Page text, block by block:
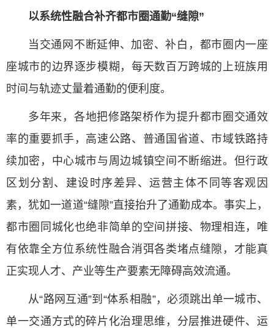
以系统性融合补齐都市圈通勤“缝隙”
当交通网不断延伸、加密、补白，都市圈内一座
座城市的边界逐步模糊，每天数百万跨城的上班族用
时间与轨迹丈量着通勤的便利度。
多年来，各地把修路架桥作为提升都市圈交通效
率的重要抓手，高速公路、普通国省道、市域铁路持
续加密，中心城市与周边城镇空间不断缩进。但行政
区划分割、建设时序差异、运营主体不同等客观因
素，犹如一道道“缝隙”直接抬升了通勤成本。事实上，
都市圈同城化也绝非简单的空间拼接、物理相连，唯
有依靠全方位系统性融合消弭各类堵点缝隙，才能真
正实现人才、产业等生产要素无障碍高效流通。
从“路网互通”到“体系相融”，必须跳出单一城市、
单一交通方式的碎片化治理思维，分层推进硬件、运